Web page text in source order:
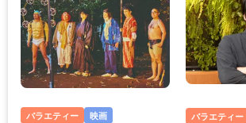
バラエティー 映画 バラエティー